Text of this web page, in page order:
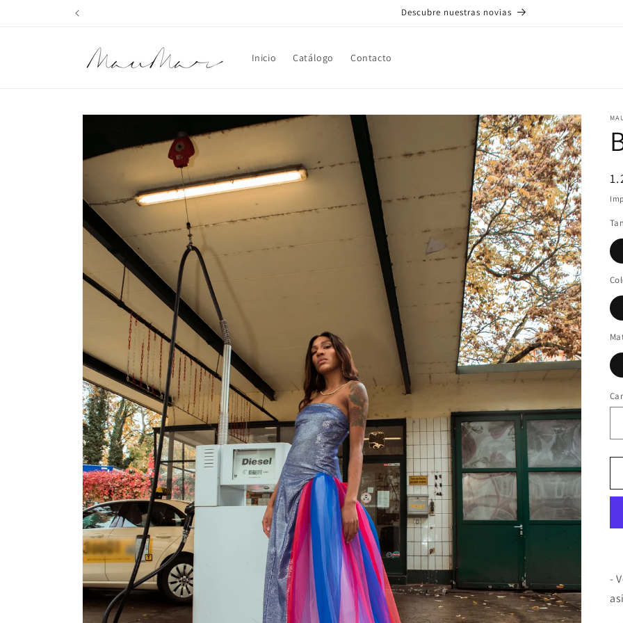
Descubre nuestras novias
Inicio Catálogo Contacto
directamente
información
del producto
-